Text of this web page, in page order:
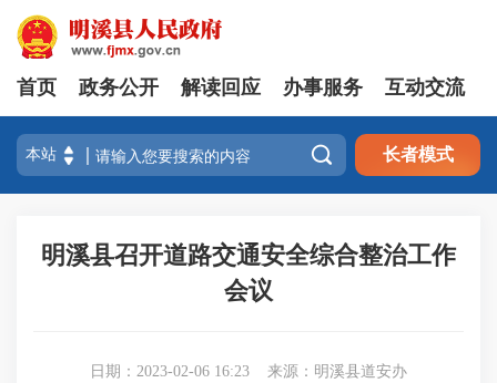
首页 政务公开 解读回应 办事服务 互动交流
 长者模式
明溪县召开道路交通安全综合整治工作
会议
日期：2023-02-06 16:23 来源：明溪县道安办